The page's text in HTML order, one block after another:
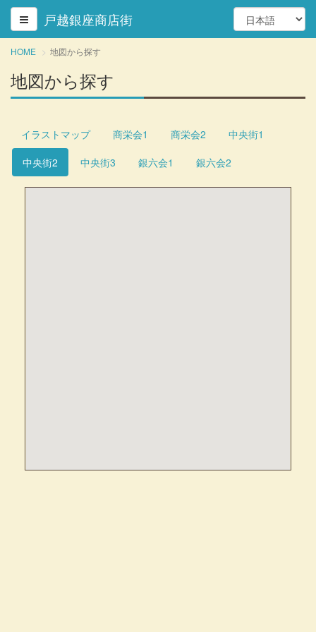
戸越銀座商店街
HOME 地図から探す
地図から探す
イラストマップ 商栄会1 商栄会2
中央街1
中央街2
中央街3 銀六会1 銀六会2